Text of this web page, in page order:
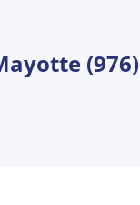
(976)